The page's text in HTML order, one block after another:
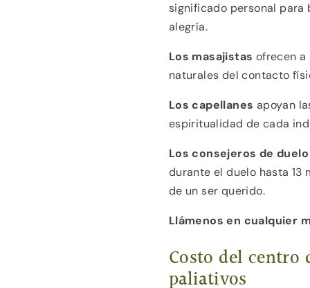
significado personal para
alegría.
Los masajistas ofrecen
naturales del contacto
Los capellanes apoyan
espiritualidad de cada
Los consejeros de
durante el duelo hasta 13
de un ser querido.
Llámenos en cualquier
Costo del centro
paliativos